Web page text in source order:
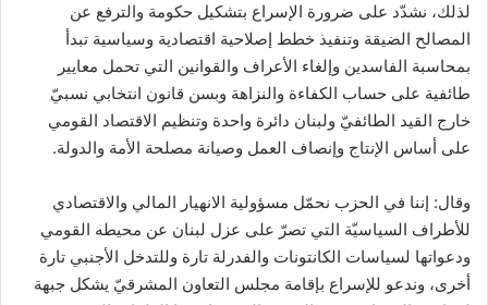
لذلك، نشدّد على ضرورة الإسراع بتشكيل حكومة والترفع عن
المصالح الضيقة وتنفيذ خطط إصلاحية اقتصادية وسياسية تبدأ
بمحاسبة الفاسدين وإلغاء الأعراف والقوانين التي تحمل معايير
طائفية على حساب الكفاءة والنزاهة وبسن قانون انتخابي نسبيّ
خارج القيد الطائفيّ ولبنان دائرة واحدة وتنظيم الاقتصاد القومي
على أساس الإنتاج وإنصاف العمل وصيانة مصلحة الأمة والدولة.
وقال: إننا في الحزب نحمّل مسؤولية الانهيار المالي والاقتصادي
للأطراف السياسيّة التي تصرّ على عزل لبنان عن محيطه القومي
ودعواتها لسياسات الكانتونات والفدرلة تارة وللتدخل الأجنبي تارة
أخرى، وندعو للإسراع بإقامة مجلس التعاون المشرقيّ يشكل جبهة